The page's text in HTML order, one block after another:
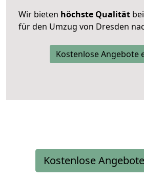
Wir bieten höchste Qualität
für den Umzug von Dresden
Kostenlose Angebote
Kostenlose